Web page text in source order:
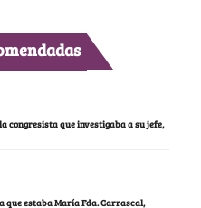
congresista que investigaba a su jefe,
que estaba María Fda. Carrascal,